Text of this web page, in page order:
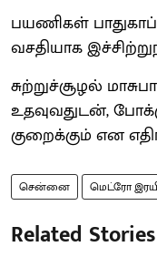
பயணிகள்
வசதியாக
சுற்றுச்சூழல்
உதவுவதுடன்,
குறைக்கும் என
சென்னை மெட்ரோ
Related Stories